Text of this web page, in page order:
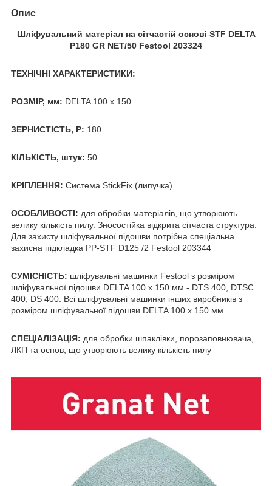
Опис
Шліфувальний матеріал на сітчастій основі STF DELTA
P180 GR NET/50 Festool 203324
ТЕХНІЧНІ ХАРАКТЕРИСТИКИ:
РОЗМІР, мм: DELTA 100 x 150
ЗЕРНИСТІСТЬ, Р: 180
КІЛЬКІСТЬ, штук: 50
КРІПЛЕННЯ: Система StickFix (липучка)
ОСОБЛИВОСТІ: для обробки матеріалів, що утворюють
велику кількість пилу. Зносостійка відкрита сітчаста структура.
Для захисту шліфувальної підошви потрібна спеціальна
захисна підкладка PP-STF D125 /2 Festool 203344
СУМІСНІСТЬ: шліфувальні машинки Festool з розміром
шліфувальної підошви DELTA 100 x 150 мм - DTS 400, DTSC
400, DS 400. Всі шліфувальні машинки інших виробників з
розміром шліфувальної підошви DELTA 100 x 150 мм.
СПЕЦІАЛІЗАЦІЯ: для обробки шпаклівки, порозаповнювача,
ЛКП та основ, що утворюють велику кількість пилу